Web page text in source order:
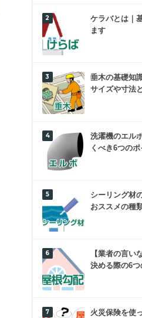
ケラバとは｜
ます
垂木の基礎知
サイズや寸法
洗濯機のエル
くべき6つの
シーリング材
おススメの種
【業者の言い
決める際の6つ
火災保険を使